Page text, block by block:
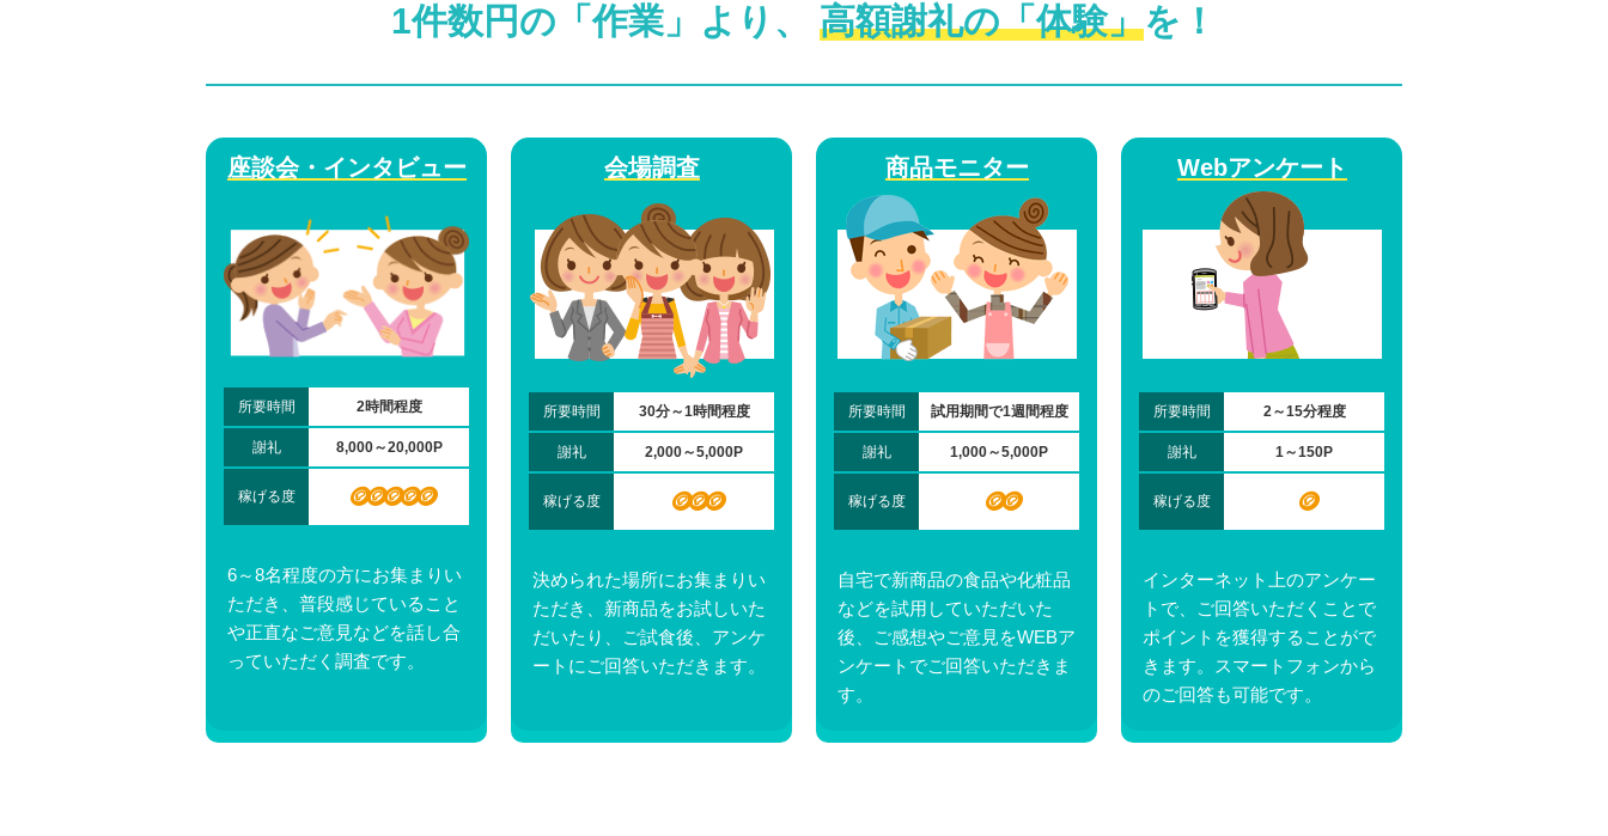
1件数円の「作業」より、 高額謝礼の「体験」を！
座談会・インタビュー
所要時間 2時間程度
謝礼 8,000～20,000P
稼げる度 🪙🪙🪙🪙🪙
6～8名程度の方にお集まりい
ただき、普段感じていること
や正直なご意見などを話し合
っていただく調査です。
会場調査
所要時間 30分～1時間程度
謝礼 2,000～5,000P
稼げる度 🪙🪙🪙
決められた場所にお集まりい
ただき、新商品をお試しいた
だいたり、ご試食後、アンケ
ートにご回答いただきます。
商品モニター
所要時間 試用期間で1週間程度
謝礼 1,000～5,000P
稼げる度 🪙🪙
自宅で新商品の食品や化粧品
などを試用していただいた
後、ご感想やご意見をWEBア
ンケートでご回答いただきま
す。
Webアンケート
所要時間 2～15分程度
謝礼 1～150P
稼げる度 🪙
インターネット上のアンケー
トで、ご回答いただくことで
ポイントを獲得することがで
きます。スマートフォンから
のご回答も可能です。